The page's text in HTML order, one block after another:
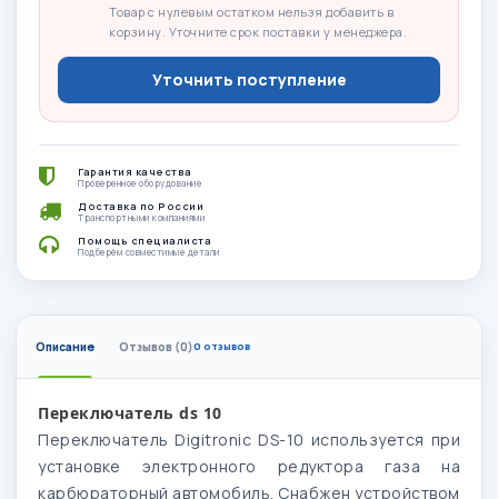
Товар с нулевым остатком нельзя добавить в
корзину. Уточните срок поставки у менеджера.
Уточнить поступление
Гарантия качества
Проверенное оборудование
Доставка по России
Транспортными компаниями
Помощь специалиста
Подберём совместимые детали
Описание Отзывов (0)0 отзывов
Переключатель ds 10
Переключатель Digitronic DS-10 используется при
установке электронного редуктора газа на
карбюраторный автомобиль. Снабжен устройством